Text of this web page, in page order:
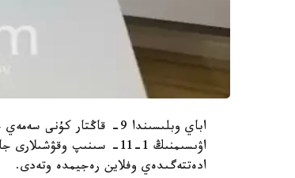
اباي وبلىسىندا 9- قاڭتار
اۋىسىمنىڭ 1-11- سىنىپ
ادەتتەگىدەي وفلاين رەجيمدە وتەدى.